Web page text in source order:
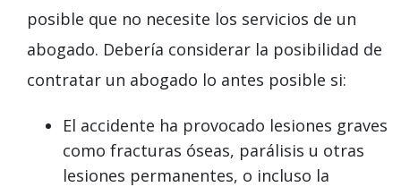
posible que no necesite los servicios de un
abogado. Debería considerar la posibilidad de
contratar un abogado lo antes posible si:
El accidente ha provocado lesiones graves
como fracturas óseas, parálisis u otras
lesiones permanentes, o incluso la